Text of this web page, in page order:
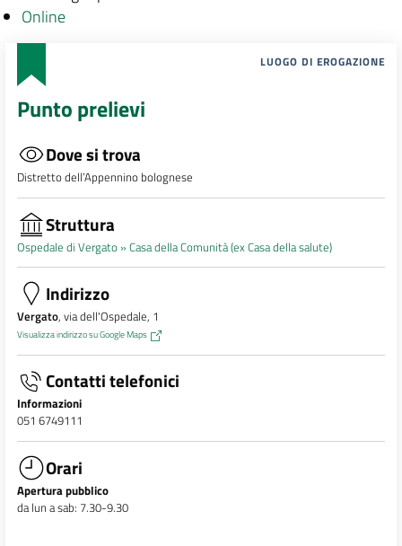
Online
LUOGO DI EROGAZIONE
Punto prelievi
Dove si trova
Distretto dell’Appennino bolognese
Struttura
Ospedale di Vergato »Casa della Comunità (ex Casa della salute)
Indirizzo
Vergato, via dell'Ospedale, 1
Visualizza indirizzo su Google Maps
Contatti telefonici
Informazioni
051 6749111
Orari
Apertura pubblico
da lun a sab: 7.30-9.30